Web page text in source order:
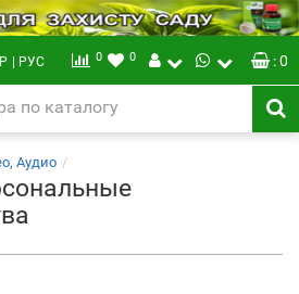
| РУС 0 0 : 0
Аудио